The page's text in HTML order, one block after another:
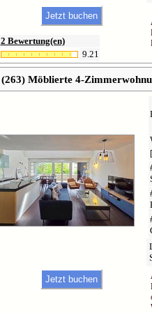
2 Bewertung(en)
9.21
(263) Möblierte 4-